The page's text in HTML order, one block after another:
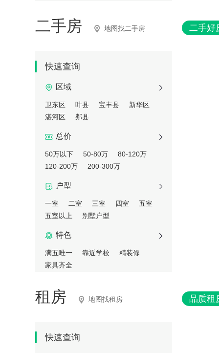
二手房 地图找二手房 二手好
快速查询
区域
卫东区 叶县 宝丰县
新华区
湛河区
郏县
总价
50万以下 50-80万
80-120万
120-200万
200-300万
户型
一室 二室 三室 四室
五室
五室以上
别墅户型
特色
满五唯一 靠近学校
精装修
家具齐全
租房 地图找租房 品质租
快速查询